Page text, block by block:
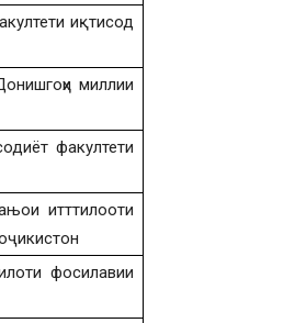
иқтисод
миллии
факултети
итттилооти
фосилавии